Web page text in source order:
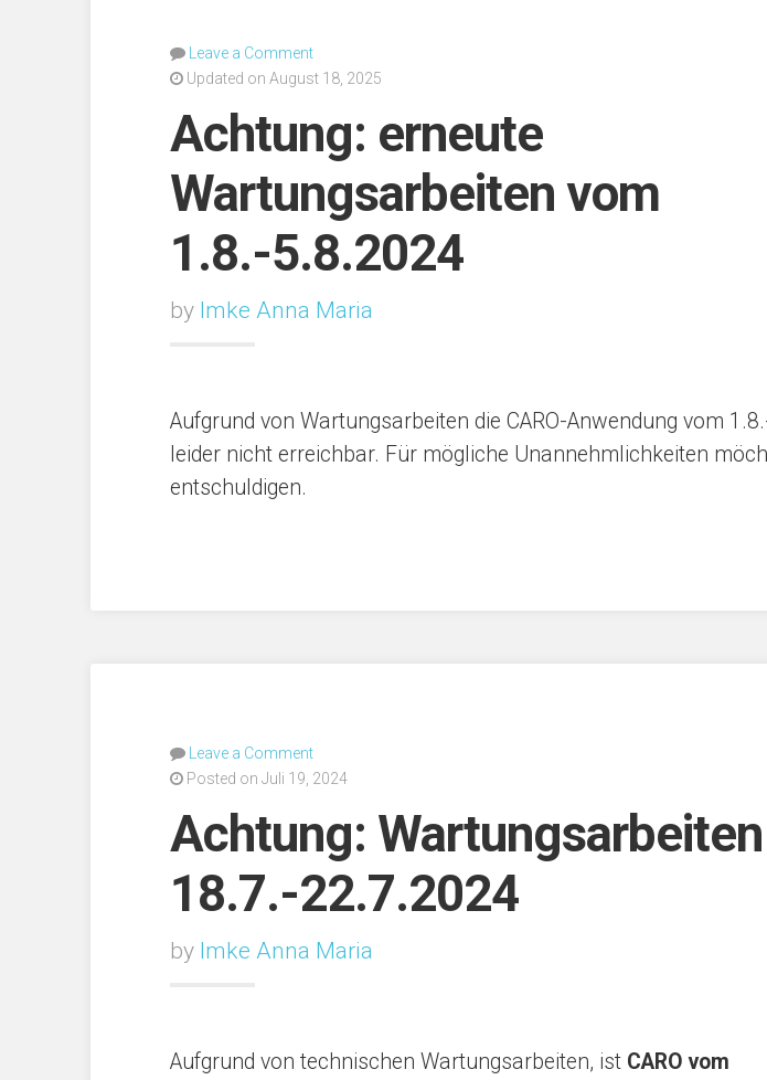
Leave a Comment
Updated on August 18, 2025
Achtung: erneute
Wartungsarbeiten vom
1.8.-5.8.2024
by Imke Anna Maria
Aufgrund von Wartungsarbeiten die CARO-Anwendung vom
leider nicht erreichbar. Für mögliche Unannehmlichkeiten
entschuldigen.
Leave a Comment
Posted on Juli 19, 2024
Achtung:
18.7.-22.7.2024
by Imke Anna Maria
Aufgrund von technischen Wartungsarbeiten, ist CARO vom